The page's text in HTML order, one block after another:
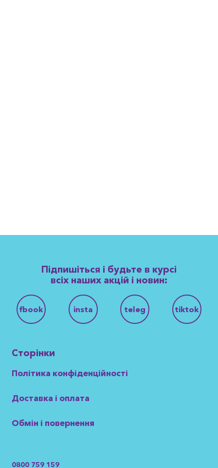
Підпишіться і будьте в курсі
всіх наших акцій і новин:
fbook insta teleg tiktok
Сторінки
Політика конфіденційності
Доставка і оплата
Обмін і повернення
0800 759 159